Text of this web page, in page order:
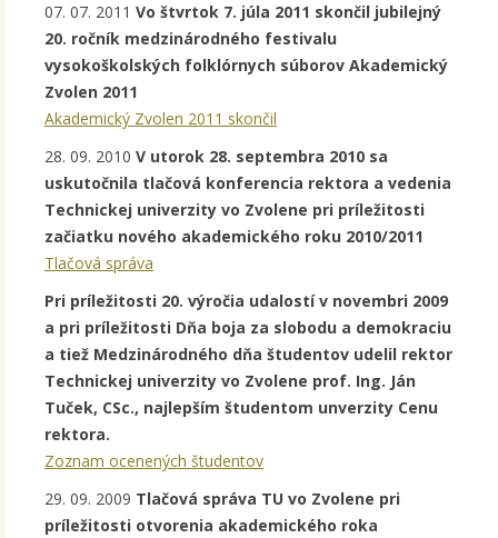
07. 07. 2011 Vo štvrtok 7. júla 2011 skončil jubilejný
20. ročník medzinárodného festivalu
vysokoškolských folklórnych súborov Akademický
Zvolen 2011
Akademický Zvolen 2011 skončil
28. 09. 2010 V utorok 28. septembra 2010 sa
uskutočnila tlačová konferencia rektora a vedenia
Technickej univerzity vo Zvolene pri príležitosti
začiatku nového akademického roku 2010/2011
Tlačová správa
Pri príležitosti 20. výročia udalostí v novembri 2009
a pri príležitosti Dňa boja za slobodu a demokraciu
a tiež Medzinárodného dňa študentov udelil rektor
Technickej univerzity vo Zvolene prof. Ing. Ján
Tuček, CSc., najlepším študentom unverzity Cenu
rektora.
Zoznam ocenených študentov
29. 09. 2009 Tlačová správa TU vo Zvolene pri
príležitosti otvorenia akademického roka